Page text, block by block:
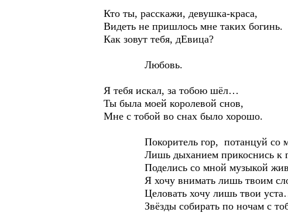
Кто ты, расскажи, девушка-краса,
Видеть не пришлось мне таких богинь.
Как зовут тебя, дЕвица?
Любовь.
Я тебя искал, за тобою шёл…
Ты была моей королевой снов,
Мне с тобой во снах было хорошо.
Покоритель гор, потанцуй со
Лишь дыханием прикоснись к
Поделись со мной музыкой
Я хочу внимать лишь твоим
Целовать хочу лишь твои
Звёзды собирать по ночам с